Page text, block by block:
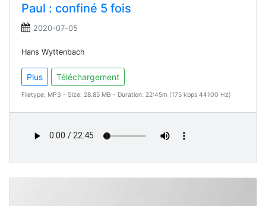
Paul : confiné 5 fois
2020-07-05
Hans Wyttenbach
Plus Téléchargement
Filetype: MP3 - Size: 28.85 MB - Duration: 22:45m (175 kbps 44100 Hz)